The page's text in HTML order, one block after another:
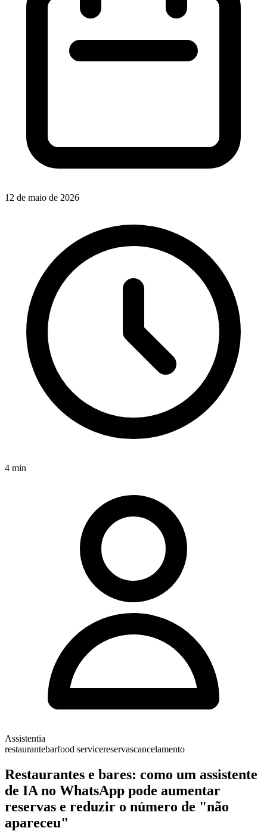
12 de maio de 2026
4 min
Assistentia
restaurantebarfood servicereservascancelamento
Restaurantes e bares: como um assistente
de IA no WhatsApp pode aumentar
reservas e reduzir o número de "não
apareceu"